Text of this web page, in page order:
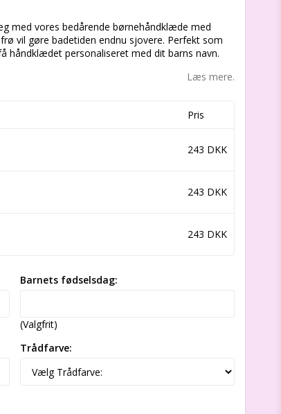
med vores bedårende børnehåndklæde med
vil gøre badetiden endnu sjovere. Perfekt som
håndklædet personaliseret med dit barns navn.
Læs mere.
Pris
243 DKK
243 DKK
243 DKK
Barnets fødselsdag:
(Valgfrit)
Trådfarve: